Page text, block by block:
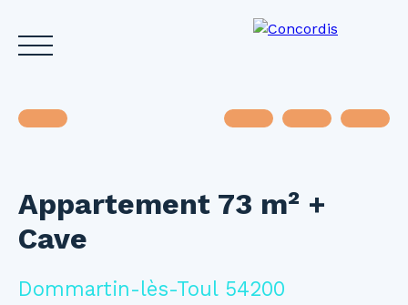
Accueil Acheter Louer Vendre Investir
Appartement 73 m² +
Cave
Dommartin-lès-Toul 54200